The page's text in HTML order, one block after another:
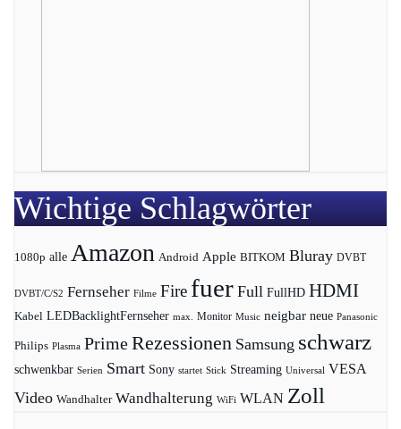
Wichtige Schlagwörter
1080p alle Amazon Android Apple BITKOM Bluray DVBT
DVBT/C/S2 Fernseher Filme Fire fuer Full FullHD HDMI
Kabel LEDBacklightFernseher max. Monitor Music neigbar neue Panasonic
Philips Plasma PrimeRezessionen Samsung schwarz
schwenkbar Serien Smart Sony startet Stick Streaming Universal VESA
Video Wandhalter Wandhalterung WiFi WLAN Zoll